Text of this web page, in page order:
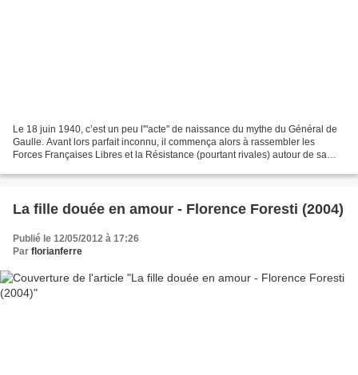
Le 18 juin 1940, c’est un peu l'"acte" de naissance du mythe du Général de
Gaulle. Avant lors parfait inconnu, il commença alors à rassembler les
Forces Françaises Libres et la Résistance (pourtant rivales) autour de sa
La fille douée en amour - Florence Foresti (2004)
Publié le 12/05/2012 à 17:26
Par florianferre